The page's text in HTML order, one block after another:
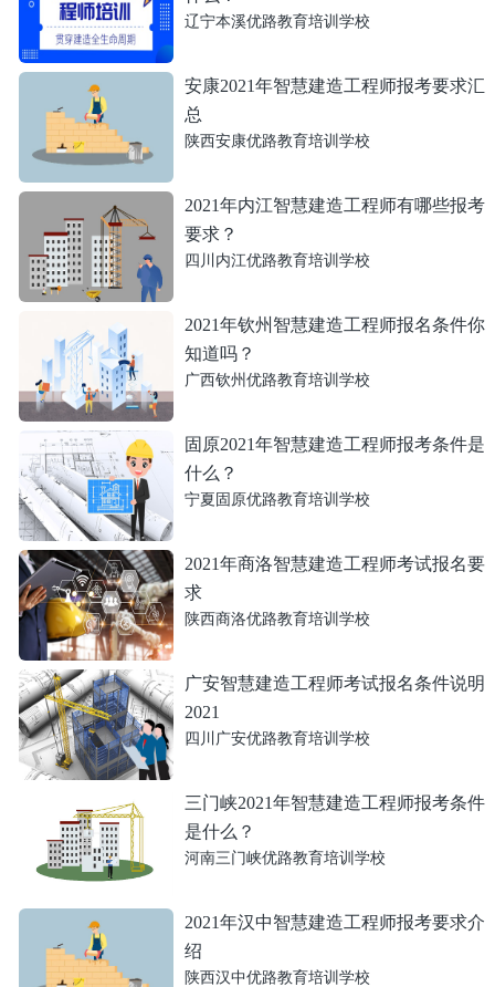
辽宁本溪优路教育培训学校
安康2021年智慧建造工程师报考要求汇
总
陕西安康优路教育培训学校
2021年内江智慧建造工程师有哪些报考
要求？
四川内江优路教育培训学校
2021年钦州智慧建造工程师报名条件你
知道吗？
广西钦州优路教育培训学校
固原2021年智慧建造工程师报考条件是
什么？
宁夏固原优路教育培训学校
2021年商洛智慧建造工程师考试报名要
求
陕西商洛优路教育培训学校
广安智慧建造工程师考试报名条件说明
2021
四川广安优路教育培训学校
三门峡2021年智慧建造工程师报考条件
是什么？
河南三门峡优路教育培训学校
2021年汉中智慧建造工程师报考要求介
绍
陕西汉中优路教育培训学校